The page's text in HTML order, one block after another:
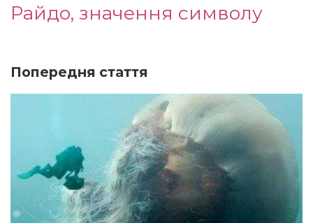
Райдо, значення символу
Попередня стаття